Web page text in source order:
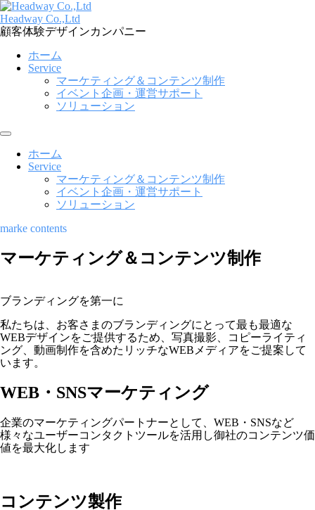
コ
ン
テ
Headway Co.,Ltd
顧客体験デザインカンパニー
ホーム
Service
マーケティング＆コンテンツ制作
イベント企画・運営サポート
ソリューション
メ
ホーム
Service
マーケティング＆コンテンツ制作
イベント企画・運営サポート
ソリューション
marke contents
マーケティング＆コンテンツ制作
マ
ー
ケ
テ
ィ
ン
グ
ブランディングを第一に
私たちは、お客さまのブランディングにとって最も最適な
WEBデザインをご提供するため、写真撮影、コピーライティ
ング、動画制作を含めたリッチなWEBメディアをご提案して
います。
WEB・SNSマーケティング
企業のマーケティングパートナーとして、WEB・SNSなど
様々なユーザーコンタクトツールを活用し御社のコンテンツ価
値を最大化します
コンテンツ製作